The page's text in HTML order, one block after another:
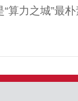
力之城”最朴